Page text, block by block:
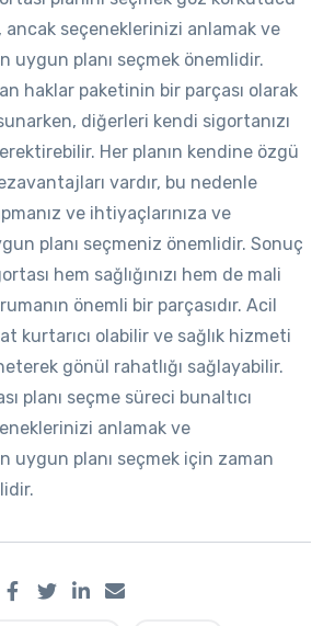
ancak seçeneklerinizi anlamak ve
uygun planı seçmek önemlidir.
haklar paketinin bir parçası olarak
diğerleri kendi sigortanızı
Her planın kendine özgü
vardır, bu nedenle
ve ihtiyaçlarınıza ve
planı seçmeniz önemlidir. Sonuç
hem sağlığınızı hem de mali
önemli bir parçasıdır. Acil
kurtarıcı olabilir ve sağlık hizmeti
gönül rahatlığı sağlayabilir.
planı seçme süreci bunaltıcı
anlamak ve
uygun planı seçmek için zaman